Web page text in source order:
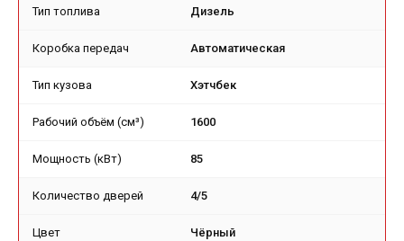
Тип топлива Дизель
Коробка передач Автоматическая
Тип кузова Хэтчбек
Рабочий объём (см³) 1600
Мощность (кВт) 85
Количество дверей 4/5
Цвет Чёрный